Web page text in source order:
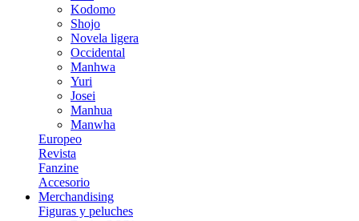
Kodomo
Shojo
Novela ligera
Occidental
Manhwa
Yuri
Josei
Manhua
Manwha
Europeo
Revista
Fanzine
Accesorio
Merchandising
Figuras y peluches